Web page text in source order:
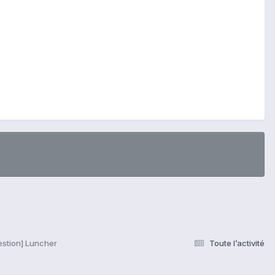
Toute l’activité
Luncher